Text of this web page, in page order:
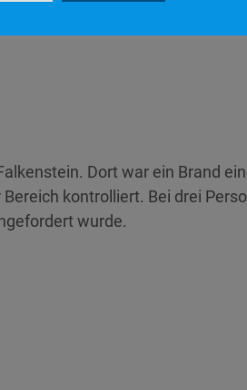
Dort war ein Brand
kontrolliert. Bei drei
wurde.